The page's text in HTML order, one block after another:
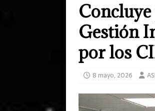
Concluye
Gestión
por los
8 mayo, 2026